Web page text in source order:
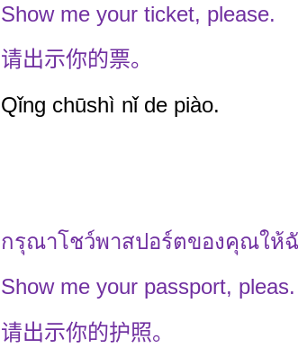
Show me your ticket, please.
请出示你的票。
Qǐng chūshì nǐ de piào.
กรุณาโชว์พาสปอร์ตของคุณให้
Show me your passport, pleas.
请出示你的护照。